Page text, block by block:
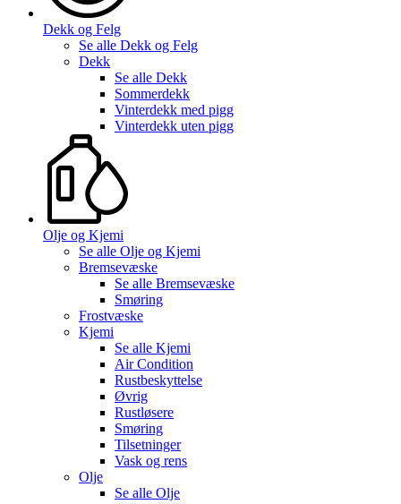
Dekk og Felg
Se alle Dekk og Felg
Dekk
Se alle Dekk
Sommerdekk
Vinterdekk med pigg
Vinterdekk uten pigg
Olje og Kjemi
Se alle Olje og Kjemi
Bremsevæske
Se alle Bremsevæske
Smøring
Frostvæske
Kjemi
Se alle Kjemi
Air Condition
Rustbeskyttelse
Øvrig
Rustløsere
Smøring
Tilsetninger
Vask og rens
Olje
Se alle Olje